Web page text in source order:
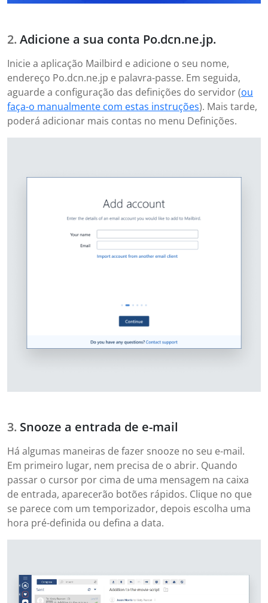
Adicione a sua conta Po.dcn.ne.jp.
Inicie a aplicação Mailbird e adicione o seu nome,
endereço Po.dcn.ne.jp e palavra-passe. Em seguida,
aguarde a configuração das definições do servidor (ou
faça-o manualmente com estas instruções). Mais tarde,
poderá adicionar mais contas no menu Definições.
Snooze a entrada de e-mail
Há algumas maneiras de fazer snooze no seu e-mail.
Em primeiro lugar, nem precisa de o abrir. Quando
passar o cursor por cima de uma mensagem na caixa
de entrada, aparecerão botões rápidos. Clique no que
se parece com um temporizador, depois escolha uma
hora pré-definida ou defina a data.